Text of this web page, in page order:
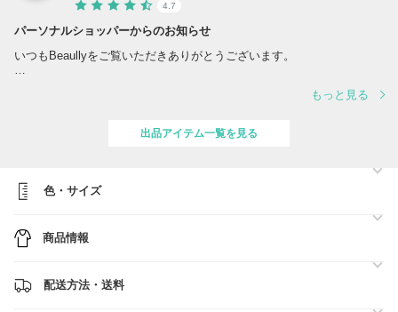
4.7
パーソナルショッパーからのお知らせ
いつもBeaullyをご覧いただきありがとうございます。
ご注文後に在庫確認・買付となる商品もございますため、
また、安心してお買い物いただけるよう、
【発送・お問い合わせについて】
PM12:00より順次、
どうぞよろしくお願いいたします。
もっと見る
出品アイテム一覧を見る
色・サイズ
商品情報
配送方法・送料